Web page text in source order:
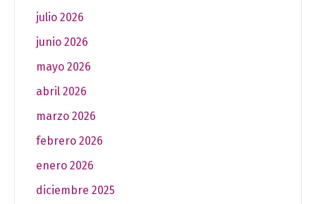
julio 2026
junio 2026
mayo 2026
abril 2026
marzo 2026
febrero 2026
enero 2026
diciembre 2025